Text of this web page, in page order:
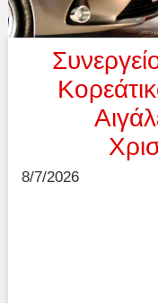
8/7/2026